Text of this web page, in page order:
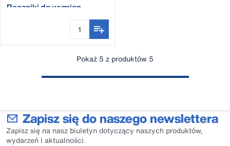
Ręczniki do wymion
Pokaż 5 z produktów 5
Zapisz się do naszego newslettera
Zapisz się na nasz biuletyn dotyczący naszych produktów,
wydarzeń i aktualności.